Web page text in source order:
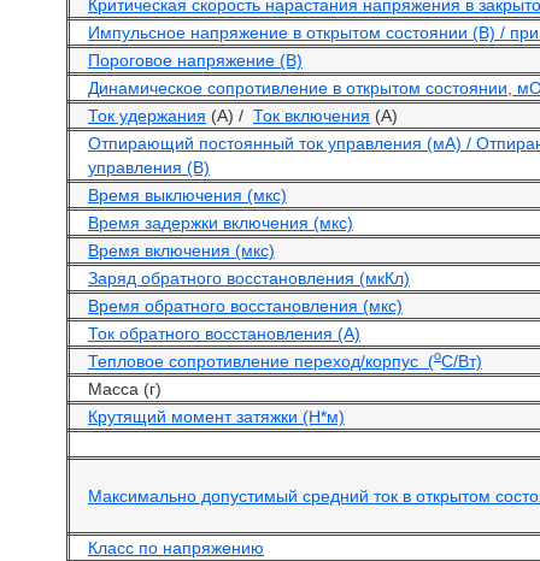
Критическая скорость нарастания напряжения в
Импульсное напряжение в открытом состоянии (В) /
Пороговое напряжение (В)
Динамическое сопротивление в открытом состоянии,
Ток удержания (А) / Ток включения (А)
Отпирающий постоянный ток управления (мА) /
управления (В)
Время выключения (мкс)
Время задержки включения (мкс)
Время включения (мкс)
Заряд обратного восстановления (мкКл)
Время обратного восстановления (мкс)
Ток обратного восстановления (А)
Тепловое сопротивление переход/корпус (oС/Вт)
Масса (г)
Крутящий момент затяжки (Н*м)
Максимально допустимый средний ток в открытом
Класс по напряжению